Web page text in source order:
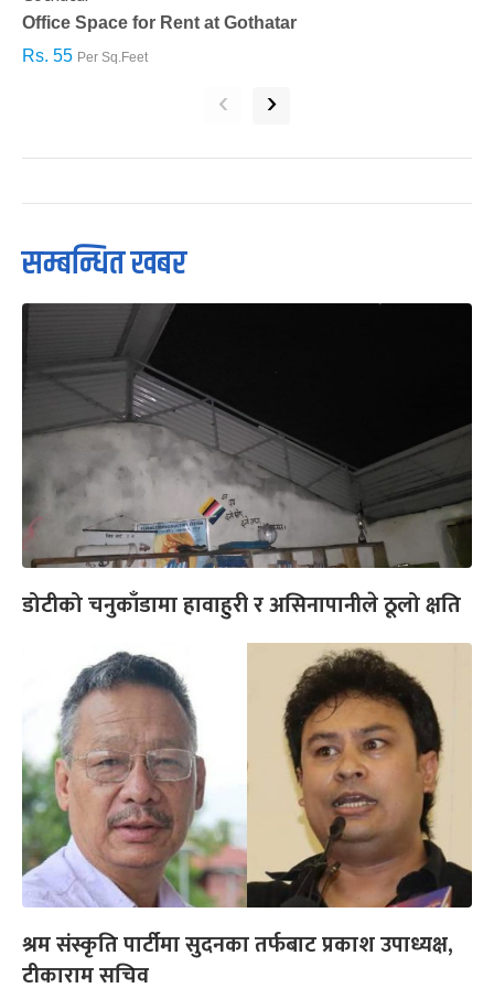
Office Space for Rent at Gothatar
Rs. 55 Per Sq.Feet
‹ ›
सम्बन्धित खबर
डोटीको चनुकाँडामा हावाहुरी र असिनापानीले ठूलो क्षति
श्रम संस्कृति पार्टीमा सुदनका तर्फबाट प्रकाश उपाध्यक्ष,
टीकाराम सचिव